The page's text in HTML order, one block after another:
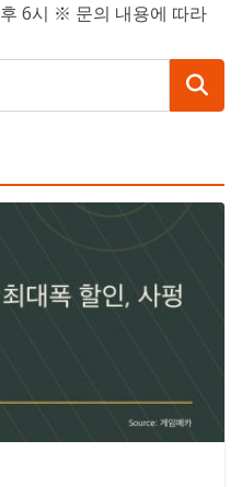
6시 ※ 문의 내용에 따라